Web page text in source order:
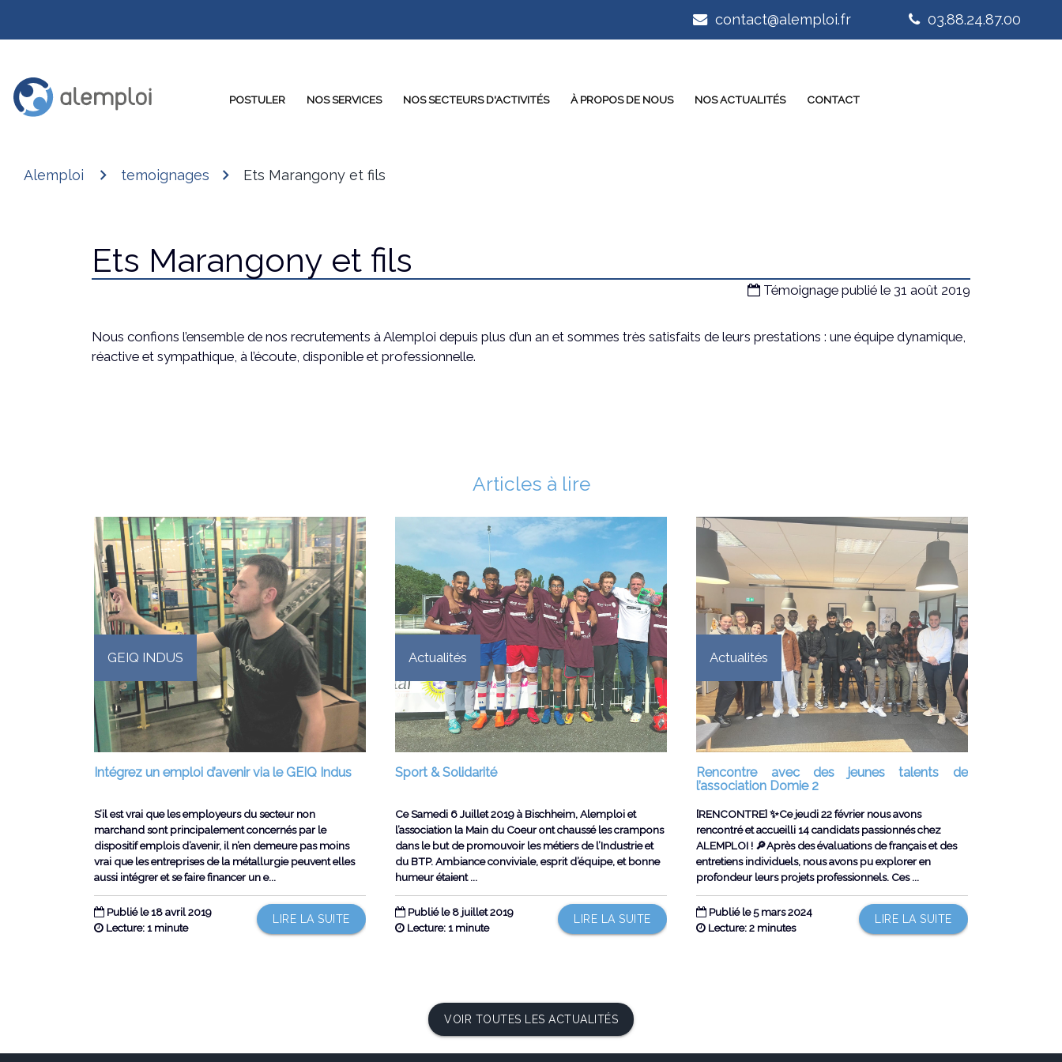
POSTULER NOS SERVICES NOS SECTEURS D'ACTIVITÉS À PROPOS DE NOUS NOS ACTUALITÉS CONTACT
contact@alemploi.fr 03.88.24.87.00
Alemploi temoignages Ets Marangony et fils
Ets Marangony et fils
Témoignage publié le 31 août 2019
Nous confions l’ensemble de nos recrutements à Alemploi depuis plus d’un an et sommes très satisfaits de leurs prestations : une équipe dynamique,
réactive et sympathique, à l’écoute, disponible et professionnelle.
Articles à lire
GEIQ INDUS
Intégrez un emploi d’avenir via le GEIQ Indus
S’il est vrai que les employeurs du secteur non
marchand sont principalement concernés par le
dispositif emplois d’avenir, il n’en demeure pas moins
vrai que les entreprises de la métallurgie peuvent elles
aussi intégrer et se faire financer un e...
Publié le 18 avril 2019
LIRE LA SUITE
Lecture: 1 minute
Actualités
Sport & Solidarité
Ce Samedi 6 Juillet 2019 à Bischheim, Alemploi et
l’association la Main du Coeur ont chaussé les crampons
dans le but de promouvoir les métiers de l’Industrie et
du BTP. Ambiance conviviale, esprit d’équipe, et bonne
humeur étaient ...
Publié le 8 juillet 2019
LIRE LA SUITE
Lecture: 1 minute
Actualités
Rencontre avec des jeunes talents de
l’association Domie 2
[RENCONTRE] ✨Ce jeudi 22 février nous avons
rencontré et accueilli 14 candidats passionnés chez
ALEMPLOI ! 🔎Après des évaluations de français et des
entretiens individuels, nous avons pu explorer en
profondeur leurs projets professionnels. Ces ...
Publié le 5 mars 2024
LIRE LA SUITE
Lecture: 2 minutes
VOIR TOUTES LES ACTUALITÉS